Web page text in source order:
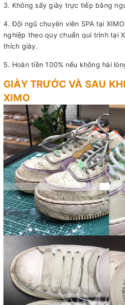
3. Không sấy giày trực tiếp bằng
4. Đội ngũ chuyên viên SPA tại
nghiệp theo quy chuẩn qui trình tại
thích giày.
5. Hoàn tiền 100% nếu không hài
GIÀY TRƯỚC VÀ SAU
XIMO